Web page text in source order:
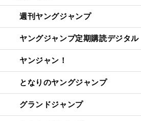
週刊ヤングジャンプ
ヤングジャンプ定期購読デジタル
ヤンジャン！
となりのヤングジャンプ
グランドジャンプ